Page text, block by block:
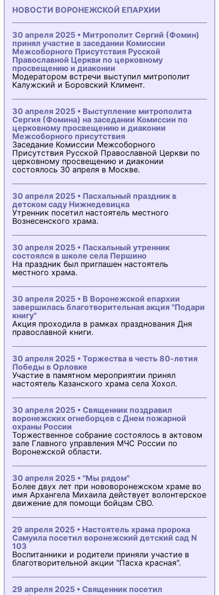
НОВОСТИ ВОРОНЕЖСКОЙ ЕПАРХИИ
30 апреля 2025 • Митрополит Сергий (Фомин)
принял участие в заседании Комиссии
Межсоборного Присутствия Русской
Православной Церкви по церковному
просвещению и диаконии
Модератором встречи выступил митрополит
Калужский и Боровский Климент.
30 апреля 2025 • Выступление митрополита
Сергия (Фомина) на заседании Комиссии по
церковному просвещению и диаконии
Межсоборного присутствия
Заседание Комиссии Межсоборного
Присутствия Русской Православной Церкви по
церковному просвещению и диаконии
состоялось 30 апреля в Москве.
30 апреля 2025 • Пасхальный праздник в
детском саду Нижнедевицка
Утренник посетил настоятель местного
Вознесенского храма.
30 апреля 2025 • Пасхальный утренник
состоялся в школе села Першино
На праздник был приглашен настоятель
местного храма.
30 апреля 2025 • В Воронежской епархии
завершилась благотворительная акция "Подари
книгу"
Акция проходила в рамках празднования Дня
православной книги.
30 апреля 2025 • Торжества в честь 80-летия
Победы в Орловке
Участие в памятном мероприятии принял
настоятель Казанского храма села Хохол.
30 апреля 2025 • Священник поздравил
воронежских огнеборцев с Днем пожарной
охраны России
Торжественное собрание состоялось в актовом
зале Главного управления МЧС России по
Воронежской области.
30 апреля 2025 • "Мы рядом"
Более двух лет при нововоронежском храме во
имя Архангела Михаила действует волонтерское
движение для помощи бойцам СВО.
29 апреля 2025 • Настоятель храма пророка
Самуила посетил воронежский детский сад N
103
Воспитанники и родители приняли участие в
благотворительной акции "Пасха красная".
29 апреля 2025 • Священник посетил